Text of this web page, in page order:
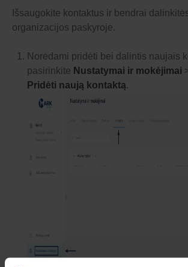
Savitarnos platforma
Išsaugokite kontaktus ir bendrai
organizacijos paskyroje.
Norėdami pridėti bei dalintis naujais
pasirinkite Nustatymai ir mokėjimai
Pridėti naują kontaktą.